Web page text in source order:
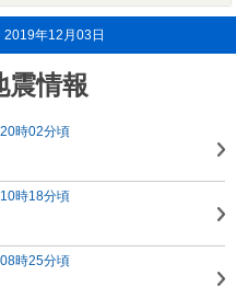
2019年12月03日
震情報
時02分頃
時18分頃
時25分頃